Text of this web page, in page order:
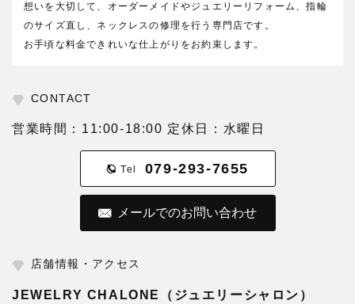
想いを大切して、オーダーメイドやジュエリーリフォーム、指輪
のサイズ直し、ネックレスの修理を行う専門店です。
お手頃な料金できれいな仕上がりをお約束します。
CONTACT
営業時間：11:00-18:00 定休日：水曜日
Tel 079-293-7655
メールでのお問い合わせ
店舗情報・アクセス
JEWELRY CHALONE（ジュエリーシャロン）